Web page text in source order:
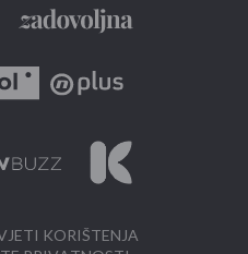
KORIŠTENJA